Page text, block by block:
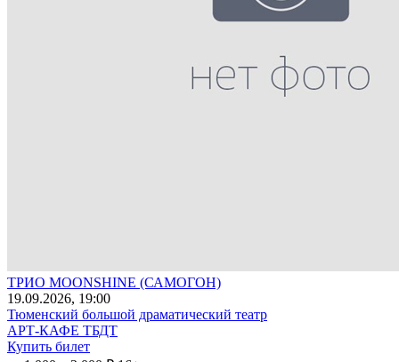
ТРИО MOONSHINE (САМОГОН)
19.09.2026, 19:00
Тюменский большой драматический театр
АРТ-КАФЕ ТБДТ
Купить билет